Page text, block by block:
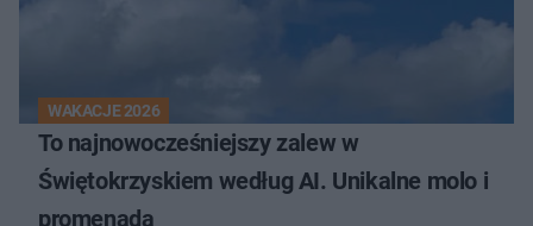
WAKACJE 2026
To najnowocześniejszy zalew w
Świętokrzyskiem według AI. Unikalne molo i
promenada